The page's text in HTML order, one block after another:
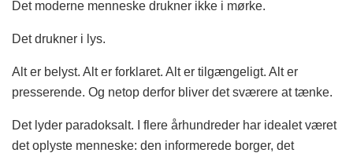
Det moderne menneske drukner ikke i mørke.
Det drukner i lys.
Alt er belyst. Alt er forklaret. Alt er tilgængeligt. Alt er
presserende. Og netop derfor bliver det sværere at tænke.
Det lyder paradoksalt. I flere århundreder har idealet været
det oplyste menneske: den informerede borger, det